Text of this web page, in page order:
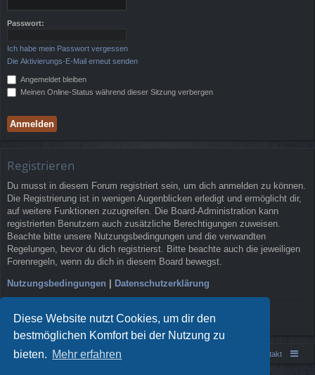
Diese Website nutzt Cookies, um dir den
bestmöglichen Komfort bei der Nutzung zu
bieten. Mehr erfahren
f
Passwort:
Ich habe mein Passwort vergessen
Die Aktivierungs-E-Mail erneut senden
Angemeldet bleiben
Meinen Online-Status während dieser Sitzung verbergen
Registrieren
Du musst in diesem Forum registriert sein, um dich anmelden zu können.
Die Registrierung ist in wenigen Augenblicken erledigt und ermöglicht dir,
auf weitere Funktionen zuzugreifen. Die Board-Administration kann
registrierten Benutzern auch zusätzliche Berechtigungen zuweisen.
Beachte bitte unsere Nutzungsbedingungen und die verwandten
Regelungen, bevor du dich registrierst. Bitte beachte auch die jeweiligen
Forenregeln, wenn du dich in diesem Board bewegst.
Nutzungsbedingungen | Datenschutzerklärung
Registrieren
Portal Foren-Übersicht Kontakt